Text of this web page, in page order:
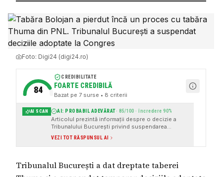
Foto: Digi24 (digi24.ro)
84
CREDIBILITATE
FOARTE CREDIBILĂ
Bazat pe 7 surse • 8 criterii
AI SCAN AI: PROBABIL ADEVĂRAT· 85/100 · încredere90%
Articolul prezintă informații despre o decizie a
Tribunalului București privind suspendarea
deciziilor adoptate de Partidul Național Liberal
(PNL) în timpul Congresului de la finalul lunii iunie.
Articolul citează surse instituționale și oferă
uri către articole de pe site-urile unor publicații
cunoscute, cum ar fi Digi24, Ziare.com, Mediafax,
VEZI TOT RĂSPUNSUL AI
Tribunalul București a dat dreptate taberei